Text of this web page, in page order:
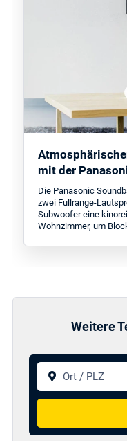
mit der
Die Panasonic
zwei Fullrange-
Subwoofer eine
Wohnzimmer, um
Weitere
Ort / PLZ
Suchen